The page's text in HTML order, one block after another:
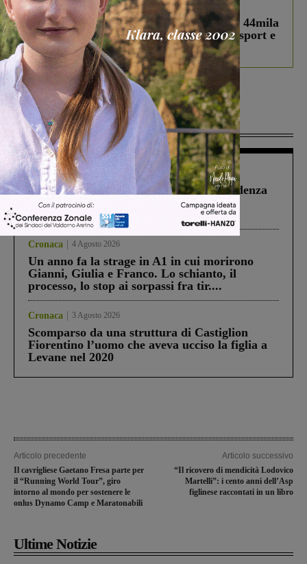
In vetrina 3 Agosto 2026
Estra Notizie agosto: Smart Cities, oltre 44mila
studenti coinvolti, torna il bando per lo sport e
debutta il podcast Estrair
Più lette
Figline Incisa Valdarno 1 Agosto 2026
Piscina di Figline finanziata oltre la scadenza
Pnrr, il gruppo di Fratelli d’Italia: “Un
ringraziamento al Governo”
Cronaca 4 Agosto 2026
Un anno fa la strage in A1 in cui morirono
Gianni, Giulia e Franco. Lo schianto, il
processo, lo stop ai sorpassi fra tir....
Cronaca 3 Agosto 2026
Scomparso da una struttura di Castiglion
Fiorentino l’uomo che aveva ucciso la figlia a
Levane nel 2020
Articolo precedente
Il cavrigliese Gaetano Fresa parte per
il “Running World Tour”, giro
intorno al mondo per sostenere le
onlus Dynamo Camp e Maratonabili
Articolo successivo
“Il ricovero di mendicità Lodovico
Martelli”: i cento anni dell’Asp
figlinese raccontati in un libro
Ultime Notizie